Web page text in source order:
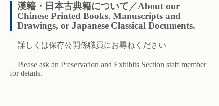
漢籍・日本古典籍について／About our
Chinese Printed Books, Manuscripts and
Drawings, or Japanese Classical Documents.
詳しくは保存公開係職員にお尋ねください
Please ask an Preservation and Exhibits Section staff member
for details.